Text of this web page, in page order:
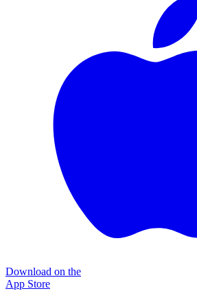
Download on the
App Store